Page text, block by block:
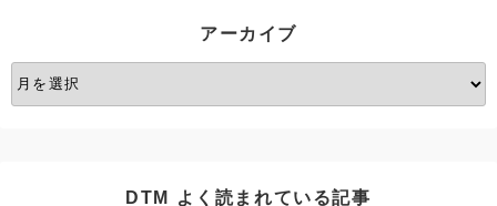
アーカイブ
ア
ー
DTM よく読まれている記事